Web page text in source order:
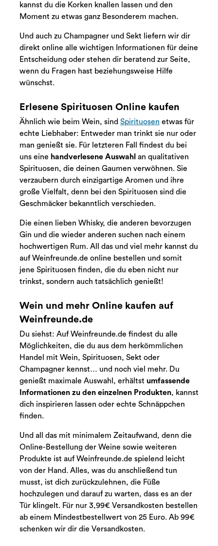
kannst du die Korken knallen lassen und den
Moment zu etwas ganz Besonderem machen.
Und auch zu Champagner und Sekt liefern wir dir
direkt online alle wichtigen Informationen für deine
Entscheidung oder stehen dir beratend zur Seite,
wenn du Fragen hast beziehungsweise Hilfe
wünschst.
Erlesene Spirituosen Online kaufen
Ähnlich wie beim Wein, sind Spirituosen etwas für
echte Liebhaber: Entweder man trinkt sie nur oder
man genießt sie. Für letzteren Fall findest du bei
uns eine handverlesene Auswahl an qualitativen
Spirituosen, die deinen Gaumen verwöhnen. Sie
verzaubern durch einzigartige Aromen und ihre
große Vielfalt, denn bei den Spirituosen sind die
Geschmäcker bekanntlich verschieden.
Die einen lieben Whisky, die anderen bevorzugen
Gin und die wieder anderen suchen nach einem
hochwertigen Rum. All das und viel mehr kannst du
auf Weinfreunde.de online bestellen und somit
jene Spirituosen finden, die du eben nicht nur
trinkst, sondern auch tatsächlich genießt!
Wein und mehr Online kaufen auf
Weinfreunde.de
Du siehst: Auf Weinfreunde.de findest du alle
Möglichkeiten, die du aus dem herkömmlichen
Handel mit Wein, Spirituosen, Sekt oder
Champagner kennst… und noch viel mehr. Du
genießt maximale Auswahl, erhältst umfassende
Informationen zu den einzelnen Produkten, kannst
dich inspirieren lassen oder echte Schnäppchen
finden.
Und all das mit minimalem Zeitaufwand, denn die
Online-Bestellung der Weine sowie weiteren
Produkte ist auf Weinfreunde.de spielend leicht
von der Hand. Alles, was du anschließend tun
musst, ist dich zurückzulehnen, die Füße
hochzulegen und darauf zu warten, dass es an der
Tür klingelt. Für nur 3,99€ Versandkosten bestellen
ab einem Mindestbestellwert von 25 Euro. Ab 99€
schenken wir dir die Versandkosten.